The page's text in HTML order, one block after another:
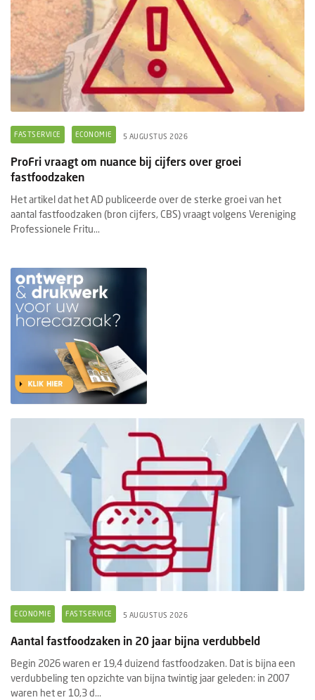
FASTSERVICE ECONOMIE 5 AUGUSTUS 2026
ProFri vraagt om nuance bij cijfers over groei
fastfoodzaken
Het artikel dat het AD publiceerde over de sterke groei van het
aantal fastfoodzaken (bron cijfers, CBS) vraagt volgens Vereniging
Professionele Fritu...
ECONOMIE FASTSERVICE 5 AUGUSTUS 2026
Aantal fastfoodzaken in 20 jaar bijna verdubbeld
Begin 2026 waren er 19,4 duizend fastfoodzaken. Dat is bijna een
verdubbeling ten opzichte van bijna twintig jaar geleden: in 2007
waren het er 10,3 d...